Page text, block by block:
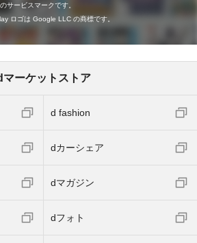
サービスマークです。
ロゴは Google LLC の商標です。
マーケットストア
d fashion
dカーシェア
dマガジン
dフォト